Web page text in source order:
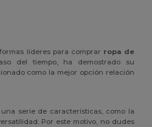
líderes para comprar ropa de
del tiempo, ha demostrado su
como la mejor opción relación
serie de características, como la
Por este motivo, no dudes